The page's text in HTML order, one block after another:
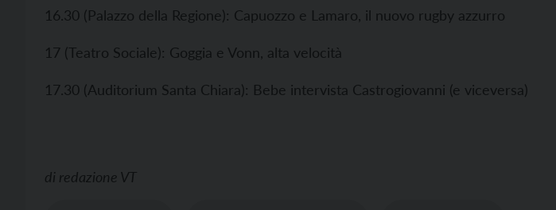
16.30 (Palazzo della Regione): Capuozzo e Lamaro, il nuovo rugby azzurro
17 (Teatro Sociale): Goggia e Vonn, alta velocità
17.30 (Auditorium Santa Chiara): Bebe intervista Castrogiovanni (e viceversa)
di redazione VT